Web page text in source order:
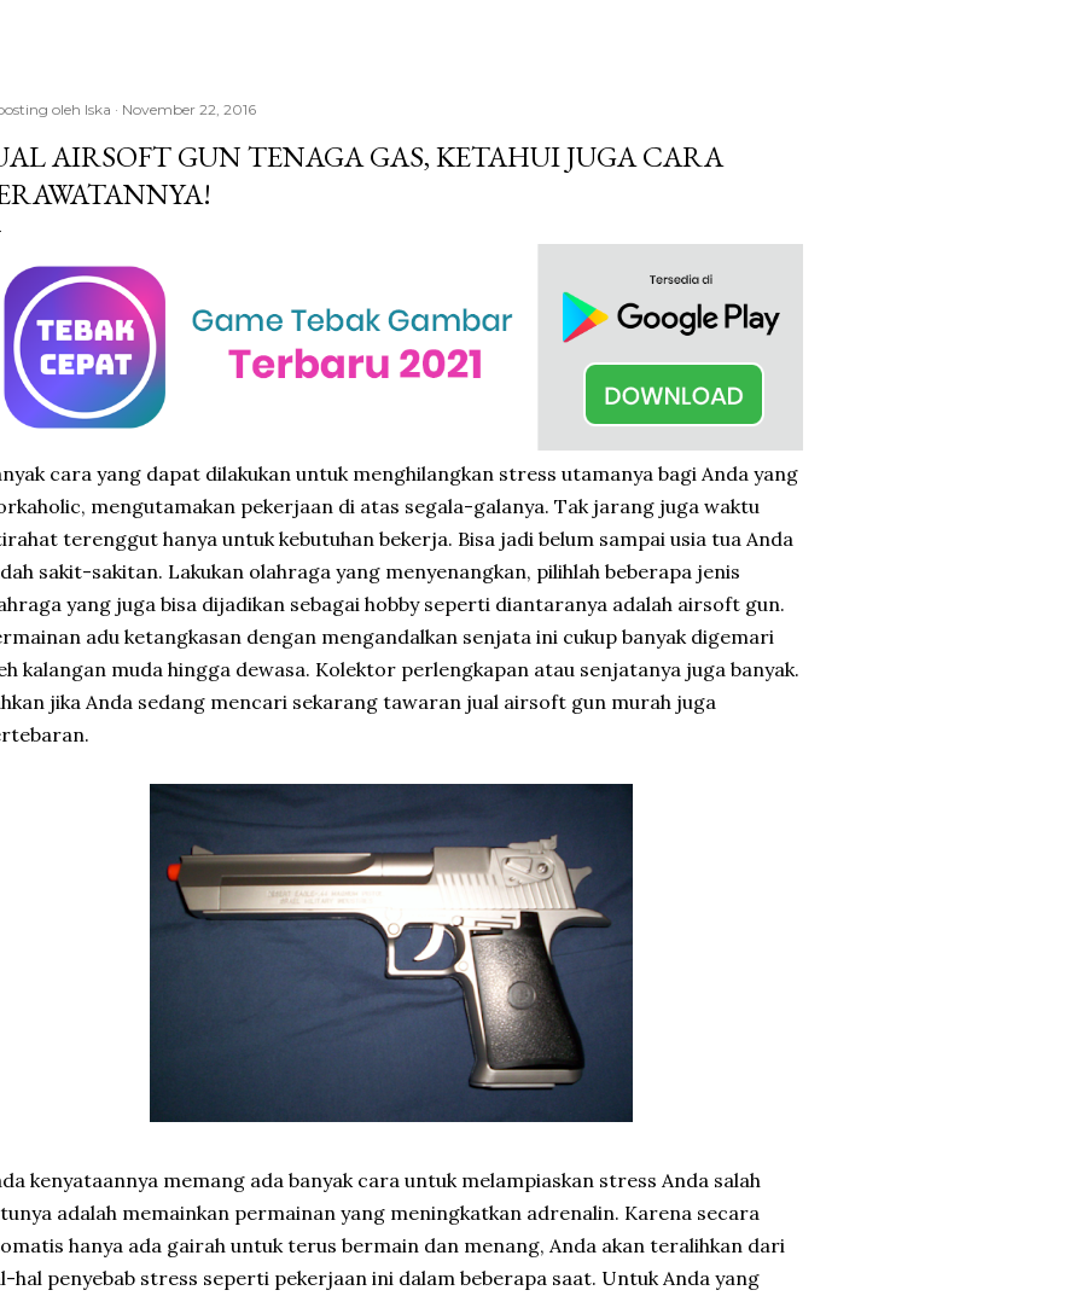
oleh Iska November 22, 2016
AIRSOFT GUN TENAGA GAS, KETAHUI JUGA CARA
cara yang dapat dilakukan untuk menghilangkan stress utamanya bagi Anda yang
mengutamakan pekerjaan di atas segala-galanya. Tak jarang juga waktu
terenggut hanya untuk kebutuhan bekerja. Bisa jadi belum sampai usia tua Anda
sakit-sakitan. Lakukan olahraga yang menyenangkan, pilihlah beberapa jenis
yang juga bisa dijadikan sebagai hobby seperti diantaranya adalah airsoft gun.
adu ketangkasan dengan mengandalkan senjata ini cukup banyak digemari
kalangan muda hingga dewasa. Kolektor perlengkapan atau senjatanya juga banyak.
jika Anda sedang mencari sekarang tawaran jual airsoft gun murah juga
kenyataannya memang ada banyak cara untuk melampiaskan stress Anda salah
adalah memainkan permainan yang meningkatkan adrenalin. Karena secara
hanya ada gairah untuk terus bermain dan menang, Anda akan teralihkan dari
hal penyebab stress seperti pekerjaan ini dalam beberapa saat. Untuk Anda yang